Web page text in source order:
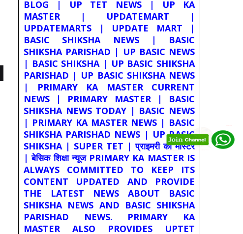
BLOG | UP TET NEWS | UP KA
MASTER | UPDATEMART |
UPDATEMARTS | UPDATE MART |
BASIC SHIKSHA NEWS | BASIC
SHIKSHA PARISHAD | UP BASIC NEWS
| BASIC SHIKSHA | UP BASIC SHIKSHA
PARISHAD | UP BASIC SHIKSHA NEWS
| PRIMARY KA MASTER CURRENT
NEWS | PRIMARY MASTER | BASIC
SHIKSHA NEWS TODAY | BASIC NEWS
| PRIMARY KA MASTER NEWS | BASIC
SHIKSHA PARISHAD NEWS | UP BASIC
SHIKSHA | SUPER TET | प्राइमरी का मास्टर
| बेसिक शिक्षा न्यूज PRIMARY KA MASTER IS
ALWAYS COMMITTED TO KEEP ITS
CONTENT UPDATED AND PROVIDE
THE LATEST NEWS ABOUT BASIC
SHIKSHA NEWS AND BASIC SHIKSHA
PARISHAD NEWS. PRIMARY KA
MASTER ALSO PROVIDES UPTET